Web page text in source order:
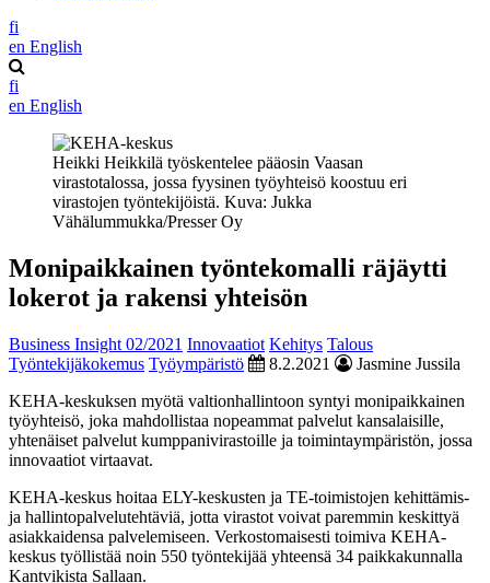
fi
en English
fi
en English
Heikki Heikkilä työskentelee pääosin Vaasan
virastotalossa, jossa fyysinen työyhteisö koostuu eri
virastojen työntekijöistä. Kuva: Jukka
Vähälummukka/Presser Oy
Monipaikkainen työntekomalli räjäytti
lokerot ja rakensi yhteisön
Business Insight 02/2021 Innovaatiot Kehitys Talous
Työntekijäkokemus Työympäristö 8.2.2021
Jasmine Jussila
KEHA-keskuksen myötä valtionhallintoon syntyi monipaikkainen
työyhteisö, joka mahdollistaa nopeammat palvelut kansalaisille,
yhtenäiset palvelut kumppanivirastoille ja toimintaympäristön, jossa
innovaatiot virtaavat.
KEHA-keskus hoitaa ELY-keskusten ja TE-toimistojen kehittämis-
ja hallintopalvelutehtäviä, jotta virastot voivat paremmin keskittyä
asiakkaidensa palvelemiseen. Verkostomaisesti toimiva KEHA-
keskus työllistää noin 550 työntekijää yhteensä 34 paikkakunnalla
Kantvikista Sallaan.